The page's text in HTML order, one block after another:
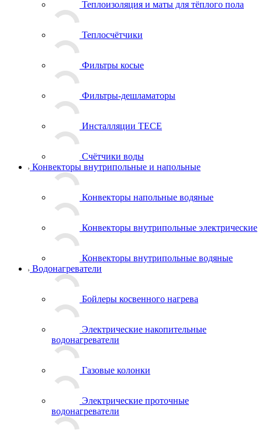
Теплоизоляция и маты для тёплого пола
Теплосчётчики
Фильтры косые
Фильтры-дешламаторы
Инсталляции TECE
Счётчики воды
Конвекторы внутрипольные и напольные
Конвекторы напольные водяные
Конвекторы внутрипольные электрические
Конвекторы внутрипольные водяные
Водонагреватели
Бойлеры косвенного нагрева
Электрические накопительные
водонагреватели
Газовые колонки
Электрические проточные
водонагреватели